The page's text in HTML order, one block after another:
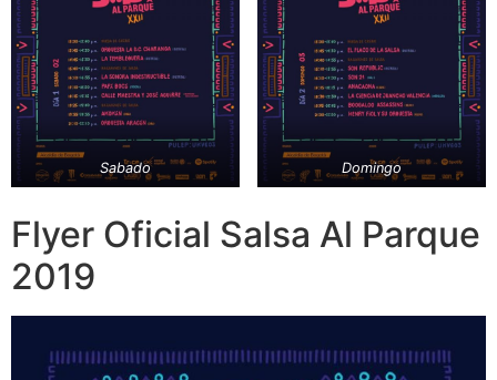
Sabado Domingo
Flyer Oficial Salsa Al Parque
2019